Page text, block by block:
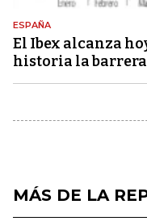
ESPAÑA
El Ibex alcanza
historia la barrera
MÁS DE LA